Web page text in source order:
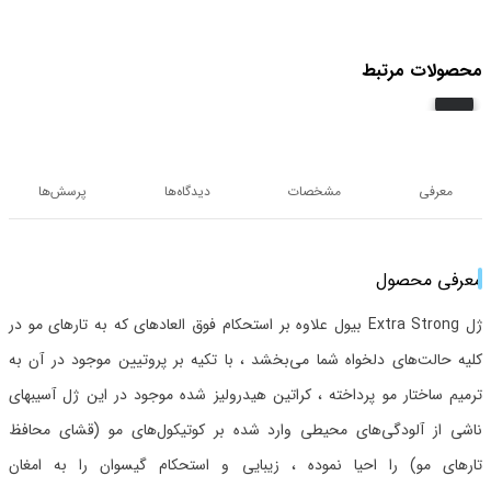
محصولات مرتبط
معرفی مشخصات دیدگاه‌ها پرسش‌ها
معرفی محصول
ژل Extra Strong بیول علاوه بر استحکام فوق العادهای که به تارهای مو در
کلیه حالت‌های دلخواه شما می‌بخشد ، با تکیه بر پروتیین موجود در آن به
ترمیم ساختار مو پرداخته ، کراتین هیدرولیز شده موجود در این ژل آسیبهای
ناشی از آلودگی‌های محیطی وارد شده بر کوتیکول‌های مو (قشای محافظ
تارهای مو) را احیا نموده ، زیبایی و استحکام گیسوان را به امغان